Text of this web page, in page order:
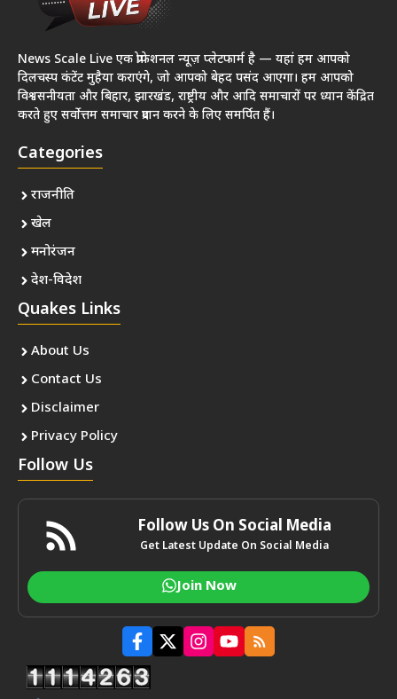
News Scale Live एक प्रोफेशनल न्यूज़ प्लेटफार्म है — यहां हम आपको
दिलचस्प कंटेंट मुहैया कराएंगे, जो आपको बेहद पसंद आएगा। हम आपको
विश्वसनीयता और बिहार, झारखंड, राष्ट्रीय और आदि समाचारों पर ध्यान केंद्रित
करते हुए सर्वोत्तम समाचार प्रदान करने के लिए समर्पित हैं।
Categories
राजनीति
खेल
मनोरंजन
देश-विदेश
Quakes Links
About Us
Contact Us
Disclaimer
Privacy Policy
Follow Us
Follow Us On Social Media
Get Latest Update On Social Media
Join Now